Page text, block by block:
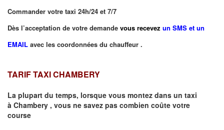
Commander votre taxi 24h/24 et 7/7
Dès l’acceptation de votre demande vous recevez un SMS et un
EMAIL avec les coordonnées du chauffeur .
TARIF TAXI CHAMBERY
La plupart du temps, lorsque vous montez dans un taxi
à Chambery , vous ne savez pas combien coûte votre
course